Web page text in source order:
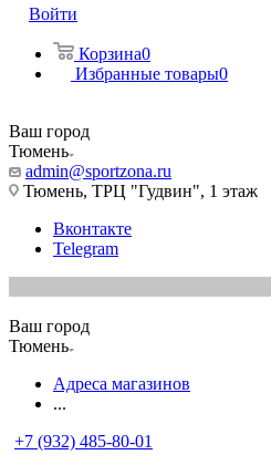
Войти
Корзина0
Избранные товары0
Ваш город
Тюмень
admin@sportzona.ru
Тюмень, ТРЦ "Гудвин", 1 этаж
Вконтакте
Telegram
Ваш город
Тюмень
Адреса магазинов
...
+7 (932) 485-80-01